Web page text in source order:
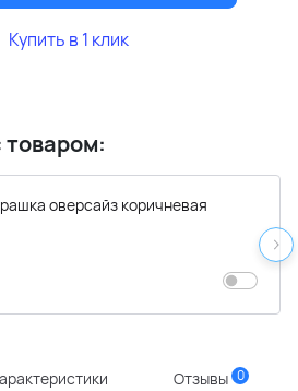
Купить в 1 клик
товаром:
оверсайз коричневая
Отзывы 0